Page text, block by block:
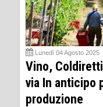
Lunedì 04 Agosto 2025
Vino, Coldiretti
via In anticipo
produzione